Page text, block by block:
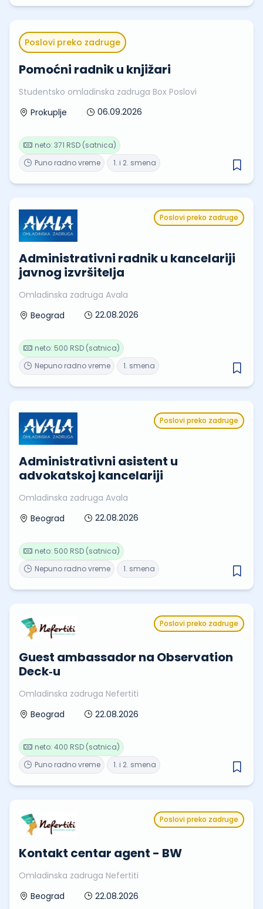
Poslovi preko zadruge
Pomoćni radnik u knjižari
Studentsko omladinska zadruga Box Poslovi
Prokuplje
06.09.2026
1. i 2. smena
Puno radno vreme
neto: 371 RSD (satnica)
Poslovi preko zadruge
Administrativni radnik u kancelariji
javnog izvršitelja
Omladinska zadruga Avala
Beograd
22.08.2026
1. smena
Nepuno radno vreme
neto: 500 RSD (satnica)
Poslovi preko zadruge
Administrativni asistent u
advokatskoj kancelariji
Omladinska zadruga Avala
Beograd
22.08.2026
1. smena
Nepuno radno vreme
neto: 500 RSD (satnica)
Poslovi preko zadruge
Guest ambassador na Observation
Deck‑u
Omladinska zadruga Nefertiti
Beograd
22.08.2026
1. i 2. smena
Puno radno vreme
neto: 400 RSD (satnica)
Poslovi preko zadruge
Kontakt centar agent - BW
Omladinska zadruga Nefertiti
Beograd
22.08.2026